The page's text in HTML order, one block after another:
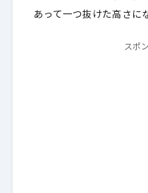
あって 一つ抜けた高さ に
スポ